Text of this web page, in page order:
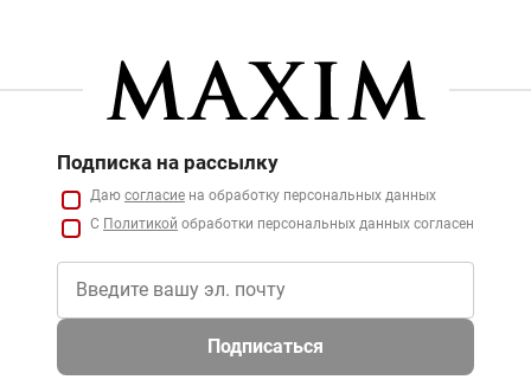
Подписка на рассылку
Даю согласие на обработку персональных данных
С Политикой обработки персональных данных согласен
Подписаться